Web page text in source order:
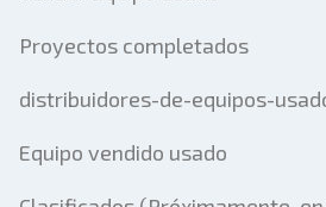
Proyectos completados
distribuidores-de-equipos-
Equipo vendido usado